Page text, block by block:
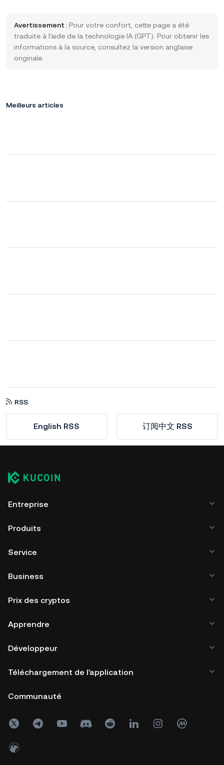
Avertissement : Pour votre confort, cette page a été
traduite à l'aide de la technologie IA (GPT). Pour obtenir les
informations à la source, consultez la version anglaise
originale.
Meilleurs articles
RSS
English RSS 订阅中文 RSS
Entreprise
Produits
Service
Business
Prix des cryptos
Apprendre
Développeur
Téléchargement de l'application
Communauté